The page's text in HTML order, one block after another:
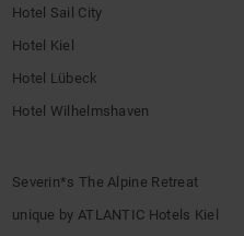
Hotel Sail City
Hotel Kiel
Hotel Lübeck
Hotel Wilhelmshaven
Severin*s The Alpine Retreat
unique by ATLANTIC Hotels Kiel